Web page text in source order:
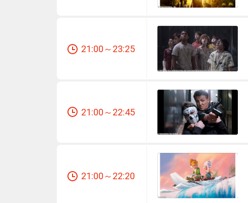
21:00～23:25
21:00～22:45
21:00～22:20